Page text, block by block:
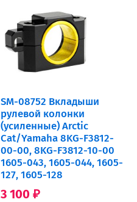
SM-08752 Вкладыши
рулевой колонки
(усиленные) Arctic
Cat/Yamaha 8KG-F3812-
00-00, 8KG-F3812-10-00
1605-043, 1605-044, 1605-
127, 1605-128
3 100 ₽